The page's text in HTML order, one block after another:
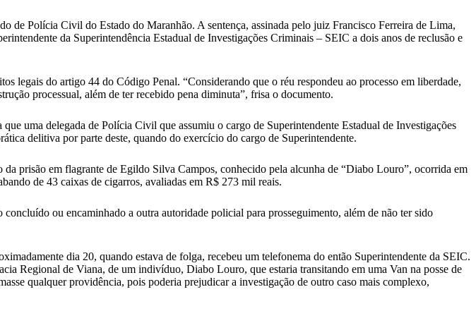
de Polícia Civil do Estado do Maranhão. A sentença, assinada pelo juiz Francisco Ferreira de Lima,
da Superintendência Estadual de Investigações Criminais – SEIC a dois anos de reclusão e
legais do artigo 44 do Código Penal. “Considerando que o réu respondeu ao processo em liberdade,
processual, além de ter recebido pena diminuta”, frisa o documento.
uma delegada de Polícia Civil que assumiu o cargo de Superintendente Estadual de Investigações
delitiva por parte deste, quando do exercício do cargo de Superintendente.
prisão em flagrante de Egildo Silva Campos, conhecido pela alcunha de “Diabo Louro”, ocorrida em
de 43 caixas de cigarros, avaliadas em R$ 273 mil reais.
ou encaminhado a outra autoridade policial para prosseguimento, além de não ter sido
dia 20, quando estava de folga, recebeu um telefonema do então Superintendente da SEIC.
Regional de Viana, de um indivíduo, Diabo Louro, que estaria transitando em uma Van na posse de
qualquer providência, pois poderia prejudicar a investigação de outro caso mais complexo,